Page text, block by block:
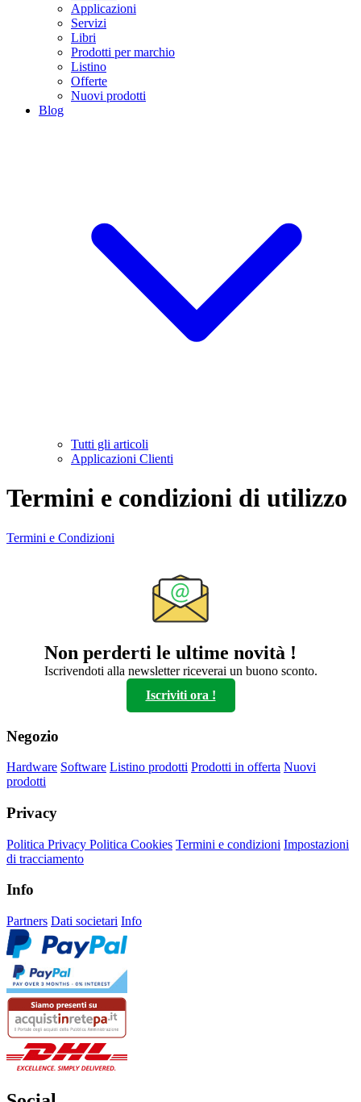
Applicazioni
Servizi
Libri
Prodotti per marchio
Listino
Offerte
Nuovi prodotti
Blog
Tutti gli articoli
Applicazioni Clienti
Termini e condizioni di utilizzo
Termini e Condizioni
Non perderti le ultime novità !
Iscrivendoti alla newsletter riceverai un buono sconto.
Iscriviti ora !
Negozio
Hardware Software Listino prodotti Prodotti in offerta Nuovi
prodotti
Privacy
Politica Privacy Politica Cookies Termini e condizioni Impostazioni
di tracciamento
Info
Partners Dati societari Info